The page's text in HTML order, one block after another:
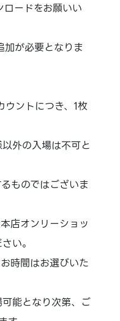
ードをお願いい
加が必要となりま
ウントにつき、1枚
外の入場は不可と
ものではございま
店オンリーショッ
い。
時間はお選びいた
能となり次第、ご